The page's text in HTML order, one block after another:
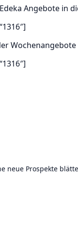
Angebote in
Wochenangebote
neue Prospekte